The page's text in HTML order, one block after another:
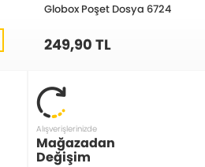
Globox Poşet Dosya 6724
249,90 TL
Alışverişlerinizde
Mağazadan
Değişim